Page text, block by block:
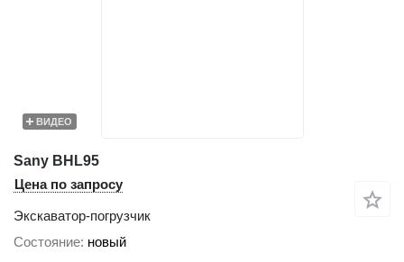
ВИДЕО
Sany BHL95
Цена по запросу
Экскаватор-погрузчик
Состояние новый